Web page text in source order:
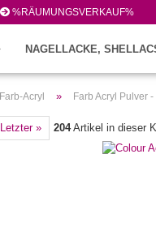
%RÄUMUNGSVERKAUF%
NAGELLACKE,
Farb-Acryl » Farb Acryl Pulver
Letzter » 204Artikel in dieser